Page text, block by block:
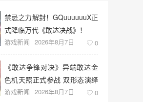
禁忌之力解封！GQuuuuuuX正
式降临万代《敢达决战》！
游戏新闻 2026年8月7日 0
《敢达争锋对决》异端敢达金
色机天照正式参战 双形态演绎
空中战技
游戏新闻 2026年8月7日 0